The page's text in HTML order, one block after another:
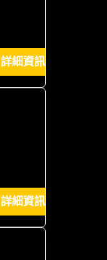
詳細資訊
詳細資訊